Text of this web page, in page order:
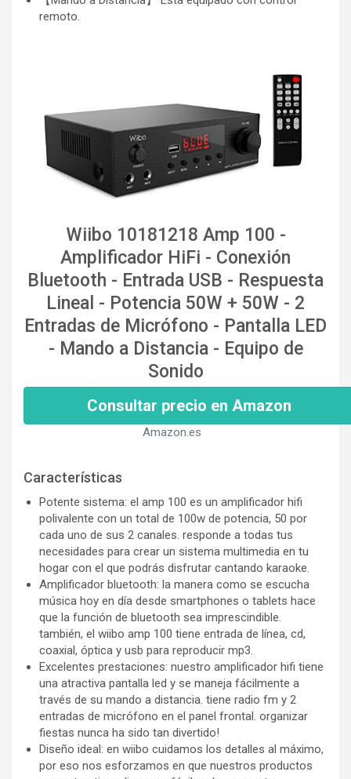
remoto.
Wiibo 10181218 Amp 100 -
Amplificador HiFi - Conexión
Bluetooth - Entrada USB - Respuesta
Lineal - Potencia 50W + 50W - 2
Entradas de Micrófono - Pantalla LED
- Mando a Distancia - Equipo de
Sonido
Consultar precio en Amazon
Amazon.es
Características
Potente sistema: el amp 100 es un amplificador hifi
polivalente con un total de 100w de potencia, 50 por
cada uno de sus 2 canales. responde a todas tus
necesidades para crear un sistema multimedia en tu
hogar con el que podrás disfrutar cantando karaoke.
Amplificador bluetooth: la manera como se escucha
música hoy en día desde smartphones o tablets hace
que la función de bluetooth sea imprescindible.
también, el wiibo amp 100 tiene entrada de línea, cd,
coaxial, óptica y usb para reproducir mp3.
Excelentes prestaciones: nuestro amplificador hifi tiene
una atractiva pantalla led y se maneja fácilmente a
través de su mando a distancia. tiene radio fm y 2
entradas de micrófono en el panel frontal. organizar
fiestas nunca ha sido tan divertido!
Diseño ideal: en wiibo cuidamos los detalles al máximo,
por eso nos esforzamos en que nuestros productos